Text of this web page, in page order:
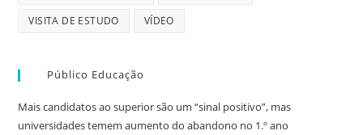
VISITA DE ESTUDO VÍDEO
Público Educação
Mais candidatos ao superior são um “sinal positivo”, mas
universidades temem aumento do abandono no 1.º ano